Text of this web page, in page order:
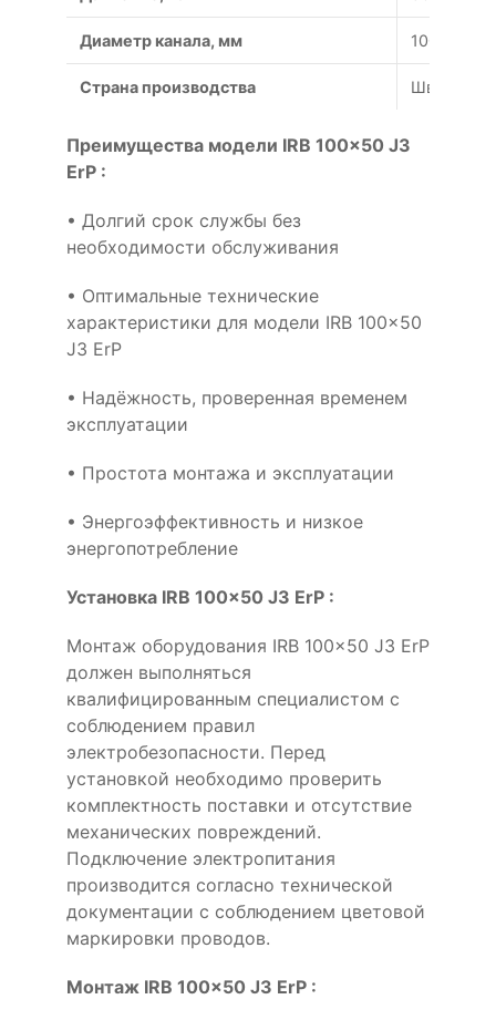
Диаметр канала, мм 100x50
Страна производства Швеция
Преимущества модели IRB 100x50 J3
ErP :
• Долгий срок службы без
необходимости обслуживания
• Оптимальные технические
характеристики для модели IRB 100x50
J3 ErP
• Надёжность, проверенная временем
эксплуатации
• Простота монтажа и эксплуатации
• Энергоэффективность и низкое
энергопотребление
Установка IRB 100x50 J3 ErP :
Монтаж оборудования IRB 100x50 J3 ErP
должен выполняться
квалифицированным специалистом с
соблюдением правил
электробезопасности. Перед
установкой необходимо проверить
комплектность поставки и отсутствие
механических повреждений.
Подключение электропитания
производится согласно технической
документации с соблюдением цветовой
маркировки проводов.
Монтаж IRB 100x50 J3 ErP :